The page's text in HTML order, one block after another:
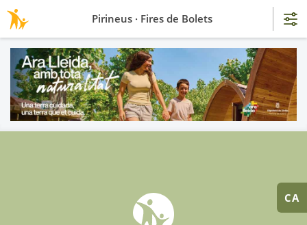
CA
Pirineus · Fires de Bolets